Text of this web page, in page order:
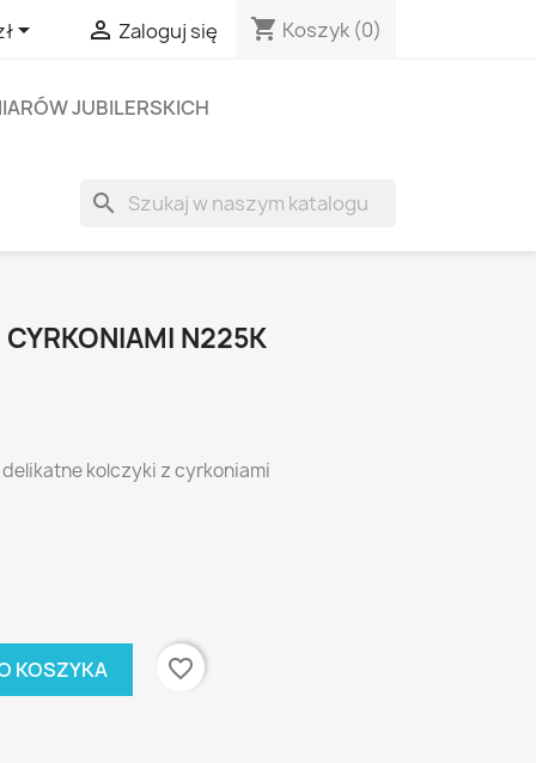
  Zaloguj się shopping_cart Koszyk (0)
JUBILERSKICH
search
N225K
kolczyki z cyrkoniami
KOSZYKA favorite_border